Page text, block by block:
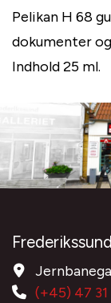
Pelikan H 68
dokumenter
Indhold 25 ml.
(+45) 47 31